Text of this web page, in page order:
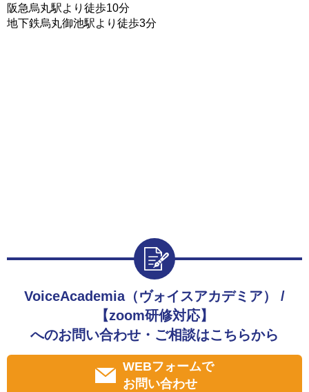
阪急烏丸駅より徒歩10分
地下鉄烏丸御池駅より徒歩3分
VoiceAcademia（ヴォイスアカデミア） /
【zoom研修対応】
へのお問い合わせ・ご相談はこちらから
WEBフォームで
お問い合わせ